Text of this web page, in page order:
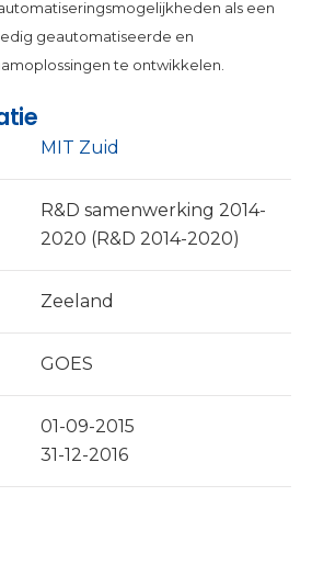
als een
geautomatiseerde en
te ontwikkelen.
MIT Zuid
R&D samenwerking 2014-
2020 (R&D 2014-2020)
Zeeland
GOES
01-09-2015
31-12-2016